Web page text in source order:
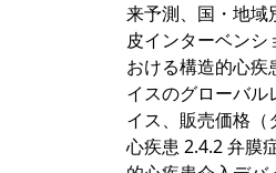
来予測、国・地域
皮インターベンシ
おける構造的心
イスのグローバ
イス、販売価格（
心疾患 2.4.2 弁膜